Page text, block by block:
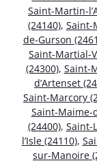
Saint-Martin-
(24140), Saint-
de-Gurson
Saint-Martial-
(24300), Saint-
d’Artenset
Saint-Marcory
Saint-Maime-
(24400), Saint-
l’Isle (24110),
sur-Manoire